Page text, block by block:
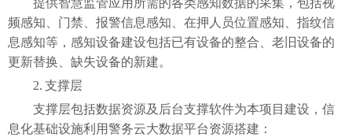
提供智慧监管应用所需的各类感知数据的采集，包括视
频感知、门禁、报警信息感知、在押人员位置感知、指纹信
息感知等，感知设备建设包括已有设备的整合、老旧设备的
更新替换、缺失设备的新建。
2. 支撑层
支撑层包括数据资源及后台支撑软件为本项目建设，信
息化基础设施利用警务云大数据平台资源搭建：